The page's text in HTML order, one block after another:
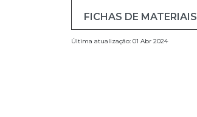
FICHAS DE MATERIAIS
Última atualização: 01 Abr 2024